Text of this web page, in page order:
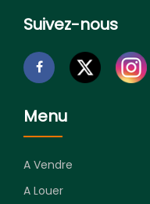
Suivez-nous
Menu
A Vendre
A Louer